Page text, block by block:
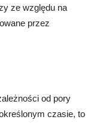
ze względu na
przez
od pory
czasie, to